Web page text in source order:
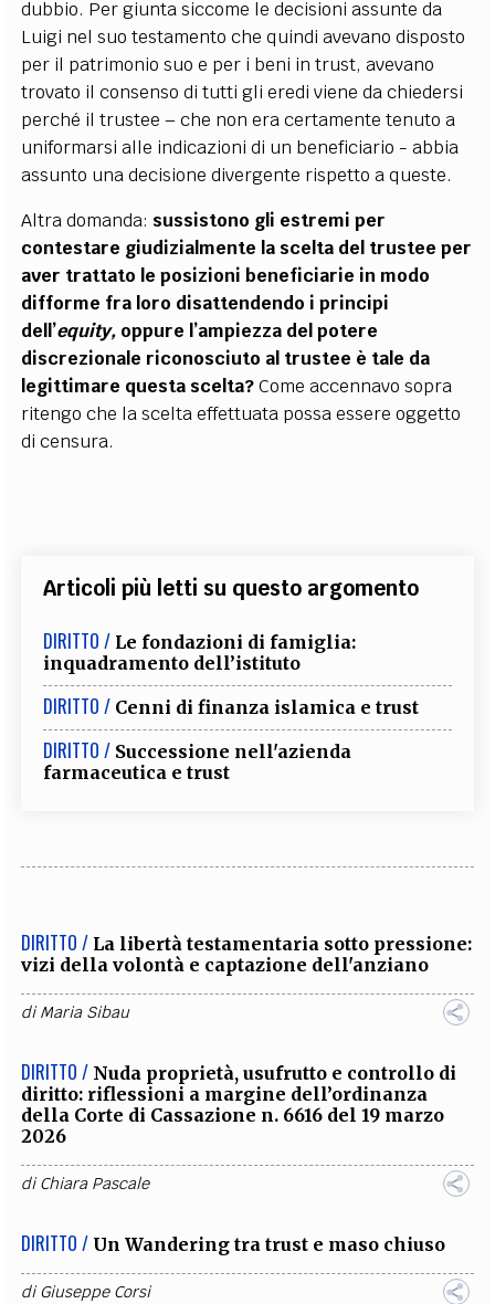
dubbio. Per giunta siccome le decisioni assunte da
Luigi nel suo testamento che quindi avevano disposto
per il patrimonio suo e per i beni in trust, avevano
trovato il consenso di tutti gli eredi viene da chiedersi
perché il trustee – che non era certamente tenuto a
uniformarsi alle indicazioni di un beneficiario - abbia
assunto una decisione divergente rispetto a queste.
Altra domanda: sussistono gli estremi per
contestare giudizialmente la scelta del trustee per
aver trattato le posizioni beneficiarie in modo
difforme fra loro disattendendo i principi
dell’equity, oppure l’ampiezza del potere
discrezionale riconosciuto al trustee è tale da
legittimare questa scelta?Come accennavo sopra
ritengo che la scelta effettuata possa essere oggetto
di censura.
Articoli più letti su questo argomento
DIRITTO / Le fondazioni di famiglia:
inquadramento dell’istituto
DIRITTO / Cenni di finanza islamica e trust
DIRITTO / Successione nell'azienda
farmaceutica e trust
DIRITTO / La libertà testamentaria sotto pressione:
vizi della volontà e captazione dell'anziano
diMaria Sibau
DIRITTO / Nuda proprietà, usufrutto e controllo di
diritto: riflessioni a margine dell’ordinanza
della Corte di Cassazione n. 6616 del 19 marzo
2026
diChiara Pascale
DIRITTO / Un Wandering tra trust e maso chiuso
diGiuseppe Corsi